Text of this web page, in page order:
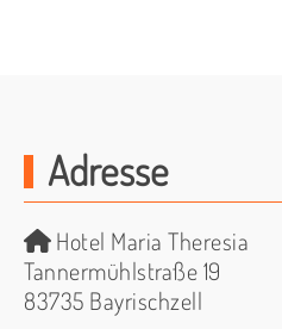
Adresse
Hotel Maria Theresia
Tannermühlstraße 19
83735 Bayrischzell